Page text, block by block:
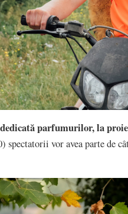
dedicată parfumurilor, la
spectatorii vor avea parte de